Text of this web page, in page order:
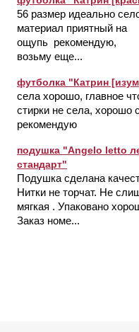
56 размер идеально
материал приятный на
ощупь рекомендую,
возьму еще...
футболка "Катрин
села хорошо, главное
стирки не села, хорошо
рекомендую
подушка "Angelo letto
стандарт"
Подушка сделана
Нитки не торчат. Не
мягкая . Упаковано
Заказ номе...